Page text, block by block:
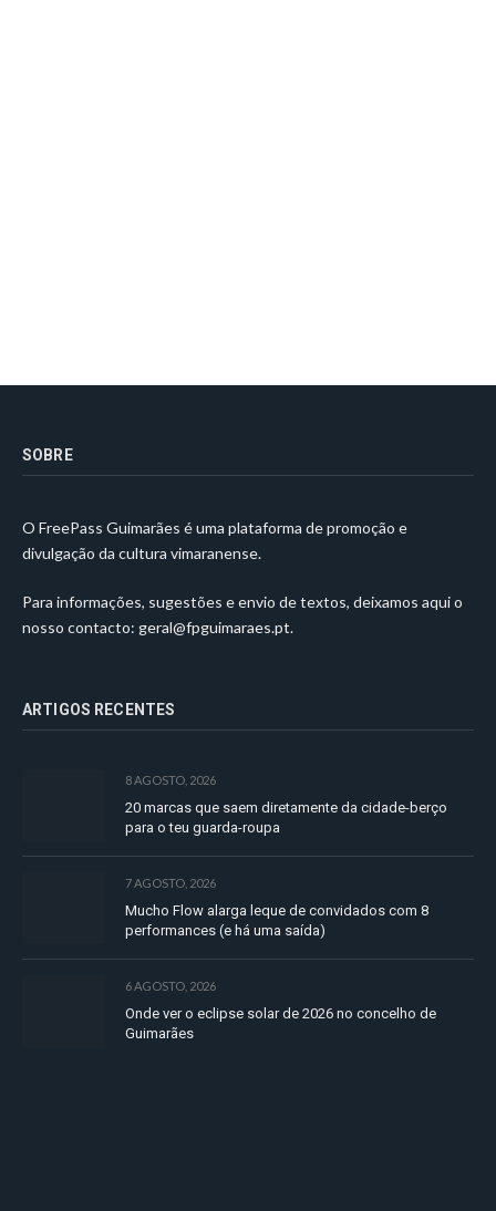
SOBRE
O FreePass Guimarães é uma plataforma de promoção e
divulgação da cultura vimaranense.
Para informações, sugestões e envio de textos, deixamos aqui o
nosso contacto: geral@fpguimaraes.pt.
ARTIGOS RECENTES
8 AGOSTO, 2026
20 marcas que saem diretamente da cidade-berço
para o teu guarda-roupa
7 AGOSTO, 2026
Mucho Flow alarga leque de convidados com 8
performances (e há uma saída)
6 AGOSTO, 2026
Onde ver o eclipse solar de 2026 no concelho de
Guimarães